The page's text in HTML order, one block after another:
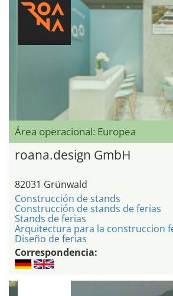
Área operacional: Europea
roana.design GmbH
82031 Grünwald
Construcción de stands
Construcción de stands de ferias
Stands de ferias
Arquitectura para la construccion
Diseño de ferias
Correspondencia: